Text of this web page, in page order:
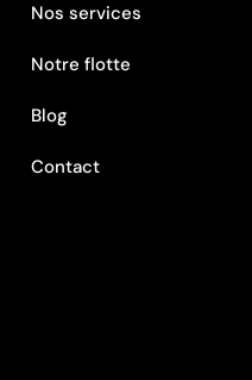
Nos services
Notre flotte
Blog
Contact